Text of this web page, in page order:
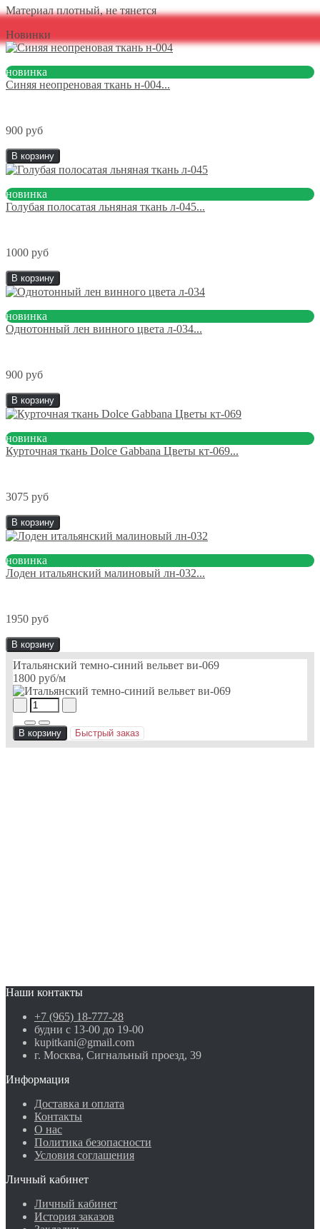
Материал плотный, не тянется
Новинки
новинка
Синяя неопреновая ткань н-004...
900 руб
В корзину
новинка
Голубая полосатая льняная ткань л-045...
1000 руб
В корзину
новинка
Однотонный лен винного цвета л-034...
900 руб
В корзину
новинка
Курточная ткань Dolce Gabbana Цветы кт-069...
3075 руб
В корзину
новинка
Лоден итальянский малиновый лн-032...
1950 руб
В корзину
Итальянский темно-синий вельвет ви-069
1800 руб/м
В корзину Быстрый заказ
Наши контакты
+7 (965) 18-777-28
будни с 13-00 до 19-00
kupitkani@gmail.com
г. Москва, Сигнальный проезд, 39
Информация
Доставка и оплата
Контакты
О нас
Политика безопасности
Условия соглашения
Личный кабинет
Личный кабинет
История заказов